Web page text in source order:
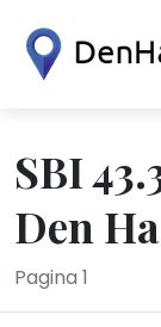
SBI
Den
Pagina 1